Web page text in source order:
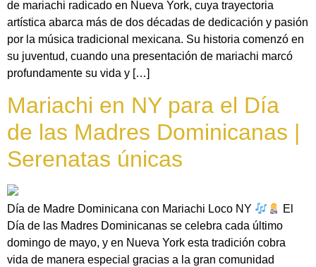
de mariachi radicado en Nueva York, cuya trayectoria
artística abarca más de dos décadas de dedicación y pasión
por la música tradicional mexicana. Su historia comenzó en
su juventud, cuando una presentación de mariachi marcó
profundamente su vida y […]
Mariachi en NY para el Día
de las Madres Dominicanas |
Serenatas únicas
Día de Madre Dominicana con Mariachi Loco NY
El
Día de las Madres Dominicanas se celebra cada último
domingo de mayo, y en Nueva York esta tradición cobra
vida de manera especial gracias a la gran comunidad